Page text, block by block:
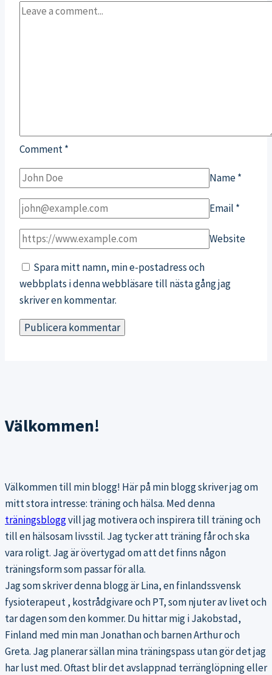
Comment*
Name*
Email *
Website
Spara mitt namn, min e-postadress och
webbplats i denna webbläsare till nästa gång jag
skriver en kommentar.
Välkommen!
Välkommen till min blogg! Här på min blogg skriver jag om
mitt stora intresse: träning och hälsa. Med denna
träningsbloggvill jag motivera och inspirera till träning och
till en hälsosam livsstil. Jag tycker att träning får och ska
vara roligt. Jag är övertygad om att det finns någon
träningsform som passar för alla.
Jag som skriver denna blogg är Lina, en finlandssvensk
fysioterapeut , kostrådgivare och PT, som njuter av livet och
tar dagen som den kommer. Du hittar mig i Jakobstad,
Finland med min man Jonathan och barnen Arthur och
Greta. Jag planerar sällan mina träningspass utan gör det jag
har lust med. Oftast blir det avslappnad terränglöpning eller